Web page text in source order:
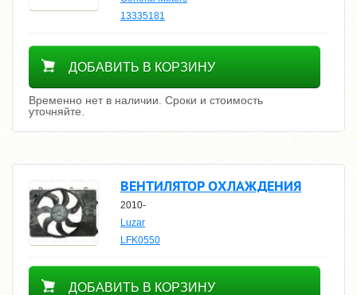
13335181
Уточнить цену
ДОБАВИТЬ В КОРЗИНУ
Временно нет в наличии. Сроки и стоимость
уточняйте.
ВЕНТИЛЯТОР ОХЛАЖДЕНИЯ
2010-
Luzar
LFK0550
9850
ДОБАВИТЬ В КОРЗИНУ